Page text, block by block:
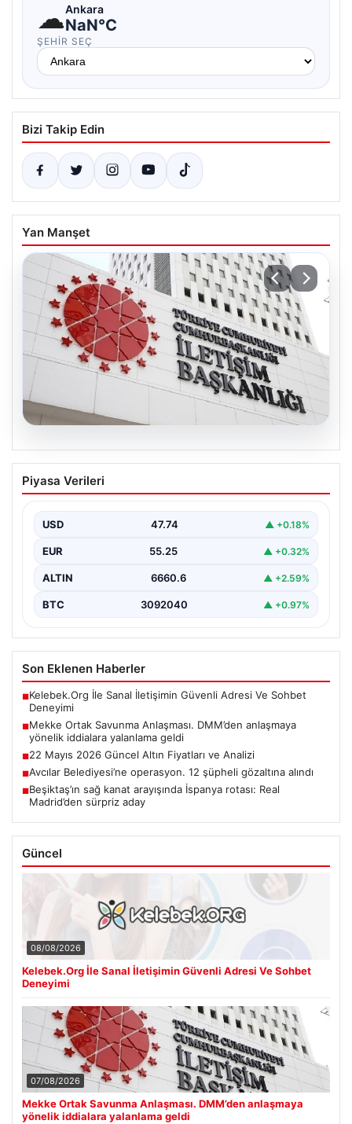
☁Ankara
NaN°C
ŞEHIR SEÇ
Bizi Takip Edin
Yan Manşet
07.08.2026
Mekke Ortak Savunma Anlaşması.
DMM’den anlaşmaya yönelik iddialara
Piyasa Verileri
USD 47.74 ▲ +0.18%
EUR 55.25 ▲ +0.32%
ALTIN 6660.6 ▲ +2.59%
BTC 3092040 ▲ +0.97%
Son Eklenen Haberler
■Kelebek.Org İle Sanal İletişimin Güvenli Adresi Ve Sohbet
Deneyimi
■Mekke Ortak Savunma Anlaşması. DMM’den anlaşmaya
yönelik iddialara yalanlama geldi
■22 Mayıs 2026 Güncel Altın Fiyatları ve Analizi
■Avcılar Belediyesi’ne operasyon. 12 şüpheli gözaltına alındı
■Beşiktaş’ın sağ kanat arayışında İspanya rotası: Real
Madrid’den sürpriz aday
Güncel
08/08/2026
Kelebek.Org İle Sanal İletişimin Güvenli Adresi Ve Sohbet
Deneyimi
07/08/2026
Mekke Ortak Savunma Anlaşması. DMM’den anlaşmaya
yönelik iddialara yalanlama geldi